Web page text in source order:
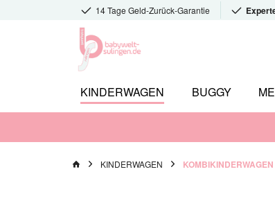
14 Tage Geld-Zurück-Garantie
KINDERWAGEN BUGGY
KINDERWAGEN KOMBIKINDERWAGEN